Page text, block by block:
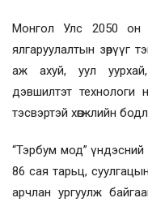
Монгол Улс 2050 он
ялгаруулалтын зөрүүг
аж ахуй, уул
дэвшилтэт технологи
тэсвэртэй хөгжлийн
“Тэрбум мод” үндэсний
86 сая тарьц,
арчлан ургуулж